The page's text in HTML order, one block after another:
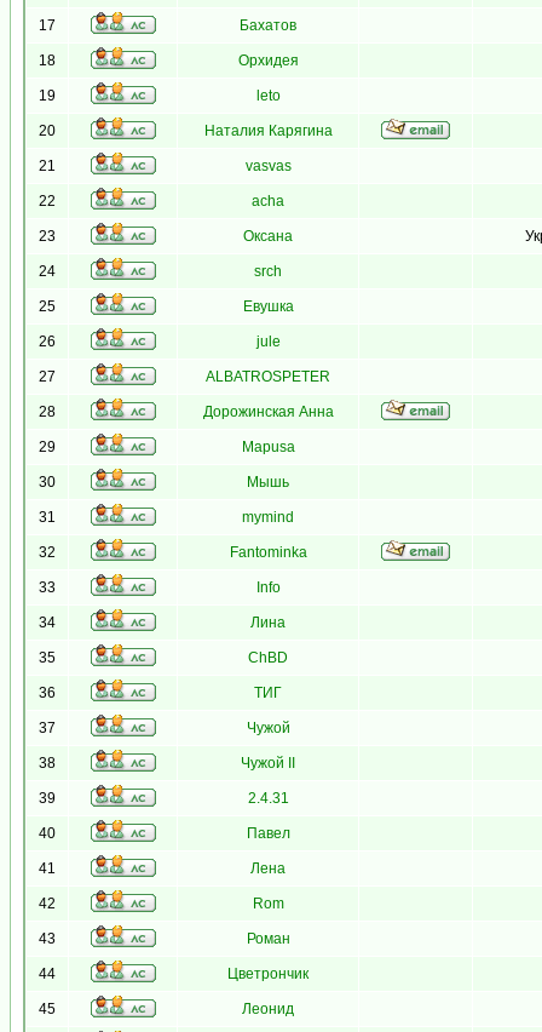
17 Бахатов
18 Орхидея
19 leto
20 Наталия Карягина
21 vasvas
22 acha
23 Оксана
24 srch
25 Евушка
26 jule
27 ALBATROSPETER
28 Дорожинская Анна
29 Mapusa
30 Мышь
31 mymind
32 Fantominka
33 Info
34 Лина
35 ChBD
36 ТИГ
37 Чужой
38 Чужой II
39 2.4.31
40 Павел
41 Лена
42 Rom
43 Роман
44 Цветрончик
45 Леонид